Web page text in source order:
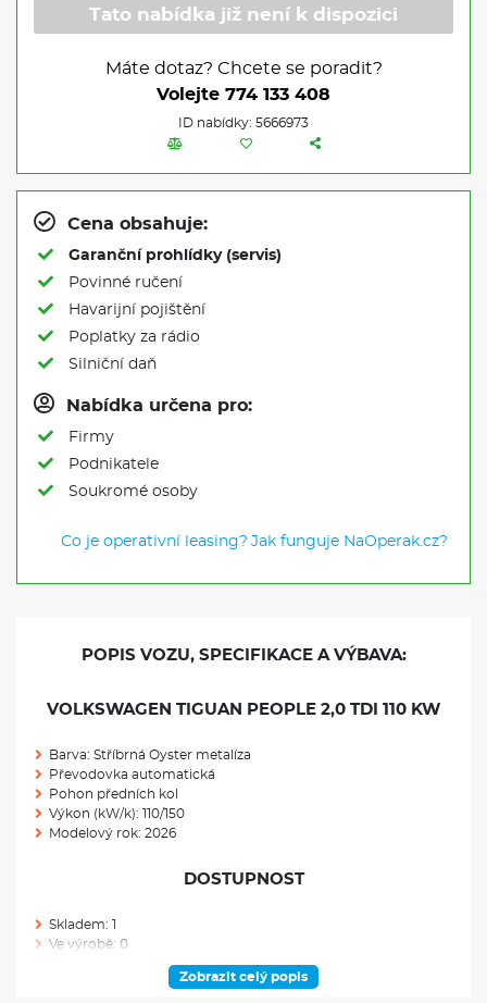
Tato nabídka již není k dispozici
Máte dotaz? Chcete se poradit?
Volejte 774 133 408
ID nabídky: 5666973
Cena obsahuje:
Garanční prohlídky (servis)
Povinné ručení
Havarijní pojištění
Poplatky za rádio
Silniční daň
Nabídka určena pro:
Firmy
Podnikatele
Soukromé osoby
Co je operativní leasing? Jak funguje NaOperak.cz?
POPIS VOZU, SPECIFIKACE A VÝBAVA:
VOLKSWAGEN TIGUAN PEOPLE 2,0 TDI 110 KW
Barva: Stříbrná Oyster metalíza
Převodovka automatická
Pohon předních kol
Výkon (kW/k): 110/150
Modelový rok: 2026
DOSTUPNOST
Skladem: 1
Ve výrobě: 0
VÝBAVA NAD RÁMEC VÝBAVOVÉHO STUPNĚ
Zobrazit celý popis